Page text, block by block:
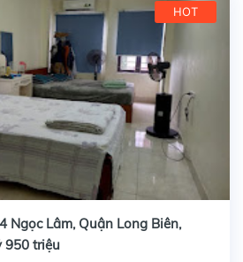
HOT
Ngọc Lâm, Quận Long Biên,
950 triệu